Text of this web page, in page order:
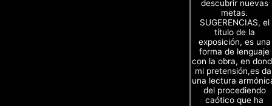
descubrir nuevas
metas.
SUGERENCIAS, el
título de la
exposición, es una
forma de lenguaje
con la obra, en
mi pretensión,es
una lectura
del procediendo
caótico que ha